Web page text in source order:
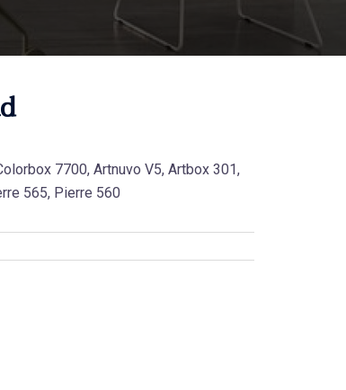
7700, Artnuvo V5, Artbox 301,
565, Pierre 560